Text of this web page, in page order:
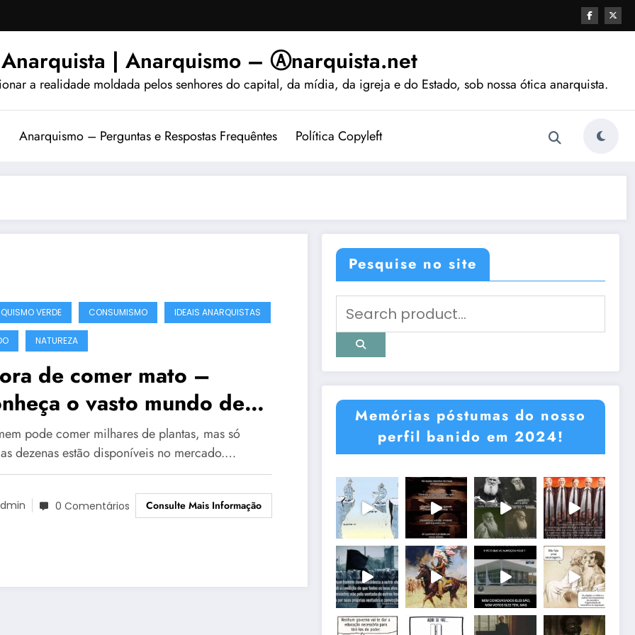
| Anarquismo – Ⓐnarquista.net
a realidade moldada pelos senhores do capital, da mídia, da igreja e do Estado, sob nossa ótica anarquista.
Anarquismo – Perguntas e Respostas Frequêntes Política Copyleft
VERDE CONSUMISMO IDEAIS ANARQUISTAS
NATUREZA
de comer mato –
o vasto mundo de
nutritivos que estão
em terrenos
perto da sua casa.
pode comer milhares de plantas, mas só
dezenas estão disponíveis no mercado.…
0 Comentários Consulte Mais Informação
Pesquise no site
Memórias póstumas do nosso
perfil banido em 2024!